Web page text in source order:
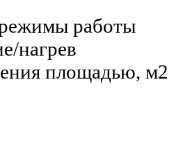
работы
нагрев
площадью, м2